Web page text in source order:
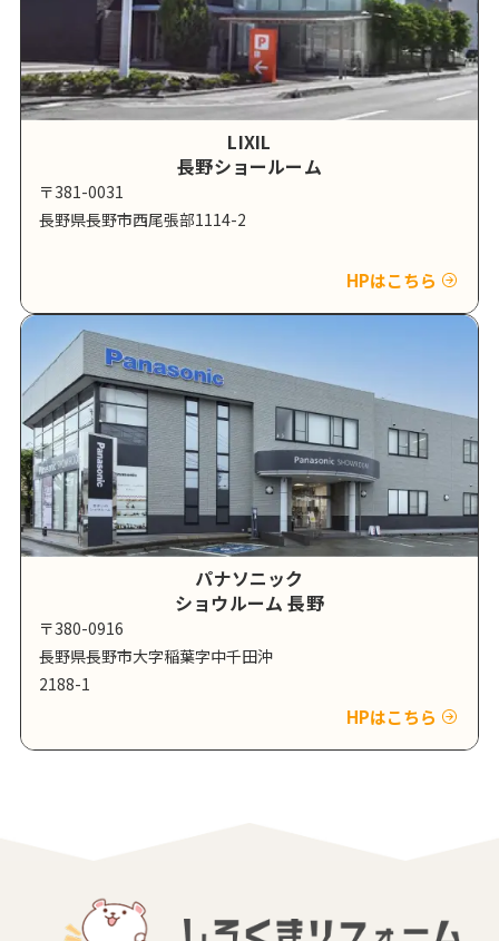
LIXIL
長野ショールーム
〒381-0031
長野県長野市西尾張部1114-2
HPはこちら
パナソニック
ショウルーム 長野
〒380-0916
長野県長野市大字稲葉字中千田沖
2188-1
HPはこちら